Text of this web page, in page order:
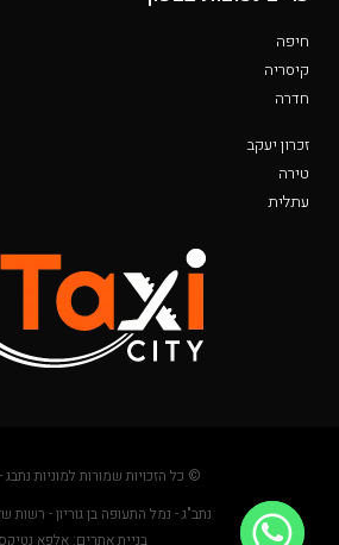
חיפה
קיסריה
חדרה
זכרון יעקב
טירה
עתלית
© כל הזכויות שמורות למוניות נתבג - TaxiCity
נתב"ג - נמל התעופה בן גוריון - רשות
בניית אתרים: אלפא נטיקס